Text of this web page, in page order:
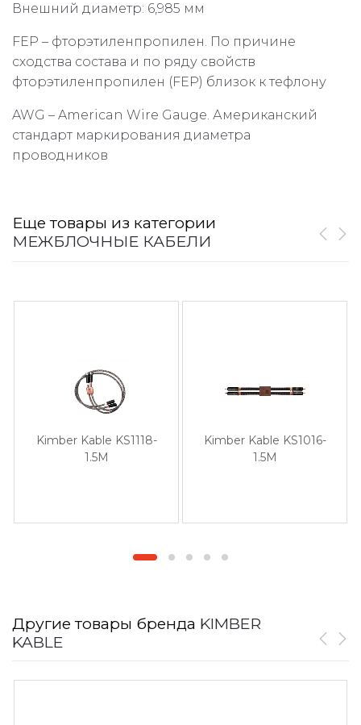
Внешний диаметр: 6,985 мм
FEP – фторэтиленпропилен. По причине
сходства состава и по ряду свойств
фторэтиленпропилен (FEP) близок к тефлону
AWG – American Wire Gauge. Американский
стандарт маркирования диаметра
проводников
Еще товары из категории
МЕЖБЛОЧНЫЕ КАБЕЛИ
Kimber Kable KS1118-
1.5M
Kimber Kable KS1016-
1.5M
Другие товары бренда KIMBER
KABLE